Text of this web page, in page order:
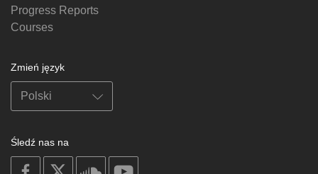
Progress Reports
Courses
Zmień język
Śledź nas na
on